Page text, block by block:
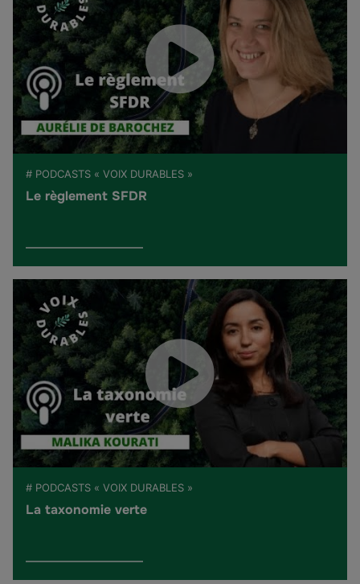
# PODCASTS « VOIX DURABLES »
Le règlement SFDR
# PODCASTS « VOIX DURABLES »
La taxonomie verte